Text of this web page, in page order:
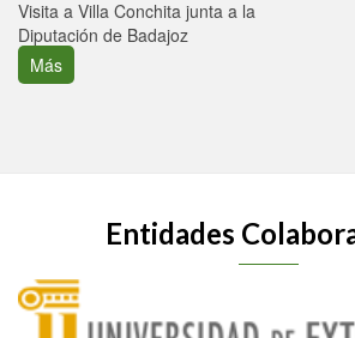
Visita a Villa Conchita junta a la
Diputación de Badajoz
Más
Entidades